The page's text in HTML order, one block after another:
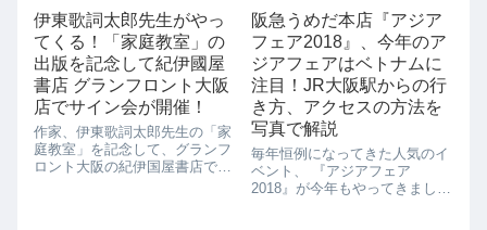
スポットもあるので、ぜひ遊び
に行ってみてくださいね。フェ
スティバルではスヌーピーグッ
ズが勢ぞろい...
伊東歌詞太郎先生がやっ
てくる！「家庭教室」の
出版を記念して紀伊國屋
書店 グランフロント大阪
店でサイン会が開催！
作家、伊東歌詞太郎先生の「家
庭教室」を記念して、グランフ
ロント大阪の紀伊国屋書店でサ
阪急うめだ本店『アジア
フェア2018』、今年のア
ジアフェアはベトナムに
注目！JR大阪駅からの行
き方、アクセスの方法を
写真で解説
毎年恒例になってきた人気のイ
ベント、 『アジアフェア
2018』が今年もやってきまし